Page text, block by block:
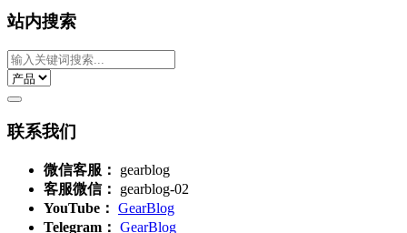
站内搜索
联系我们
微信客服：
gearblog
客服微信：
gearblog-02
YouTube： GearBlog
Telegram： GearBlog